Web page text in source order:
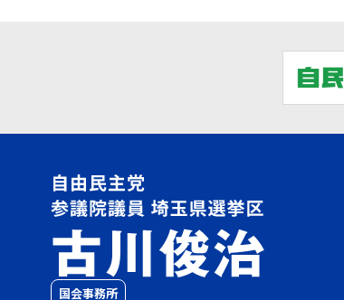
国会事務所